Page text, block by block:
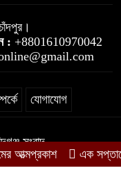
অভিযোগ, আহত ৪
: +8801610970042
যোগাযোগ
সংবাদ
- CloudVai এক সপ্তাহে